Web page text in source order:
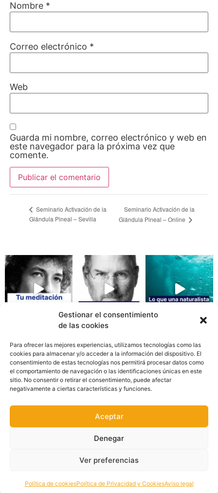
Gestionar el consentimiento
de las cookies
Para ofrecer las mejores experiencias, utilizamos tecnologías como las
cookies para almacenar y/o acceder a la información del dispositivo. El
consentimiento de estas tecnologías nos permitirá procesar datos como
el comportamiento de navegación o las identificaciones únicas en este
sitio. No consentir o retirar el consentimiento, puede afectar
negativamente a ciertas características y funciones.
Aceptar
Denegar
Ver preferencias
Política de cookiesPolítica de Privacidad y CookiesAviso legal
Nombre *
Correo electrónico *
Web
Guarda mi nombre, correo electrónico y web en
este navegador para la próxima vez que
comente.
Seminario Activación de la
Glándula Pineal – Sevilla
Seminario Activación de la
Glándula Pineal – Online
AVISO LEGAL
POLÍTICA DE PRIVACIDAD Y COOKIES
PROPIEDAD INTELECTUAL E INDUSTRIAL
POLÍTICA DE COOKIES (UE)